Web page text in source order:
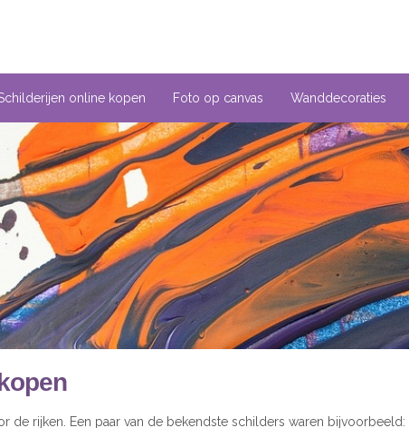
online kopen Foto op canvas Wanddecoraties
de rijken. Een paar van de bekendste schilders waren bijvoorbeeld: